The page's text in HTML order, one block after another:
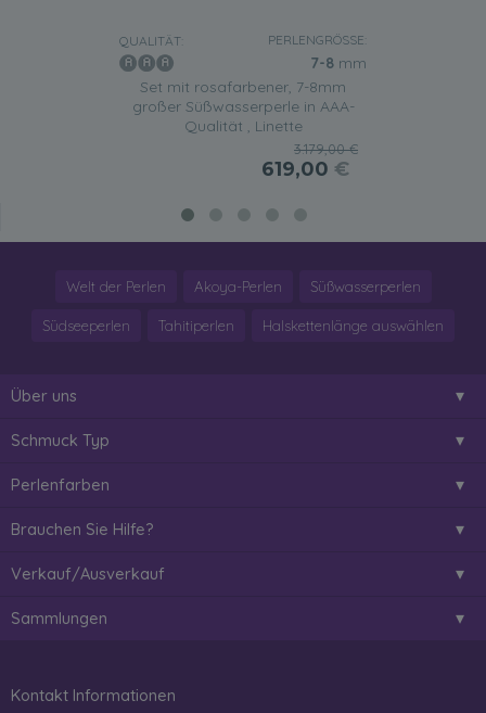
QUALITÄT: PERLENGRÖSSE:
7-8 mm
Set mit rosafarbener, 7-8mm
großer Süßwasserperle in AAA-
Qualität , Linette
3.179,00 €
619,00 €
Welt der Perlen Akoya-Perlen Süßwasserperlen
Südseeperlen Tahitiperlen Halskettenlänge auswählen
Über uns
Schmuck Typ
Perlenfarben
Brauchen Sie Hilfe?
Verkauf/Ausverkauf
Sammlungen
Kontakt Informationen